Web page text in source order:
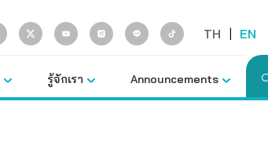
TH | EN
รู้จักเรา Announcements